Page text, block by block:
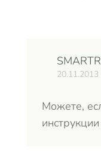
Можете,